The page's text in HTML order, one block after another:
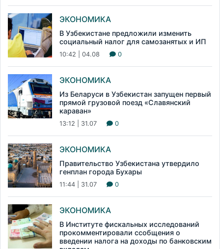
ЭКОНОМИКА
В Узбекистане предложили изменить
социальный налог для самозанятых и ИП
10:42 | 04.08 0
ЭКОНОМИКА
Из Беларуси в Узбекистан запущен первый
прямой грузовой поезд «Славянский
караван»
13:12 | 31.07 0
ЭКОНОМИКА
Правительство Узбекистана утвердило
генплан города Бухары
11:44 | 31.07 0
ЭКОНОМИКА
В Институте фискальных исследований
прокомментировали ссобщения о
введении налога на доходы по банковским